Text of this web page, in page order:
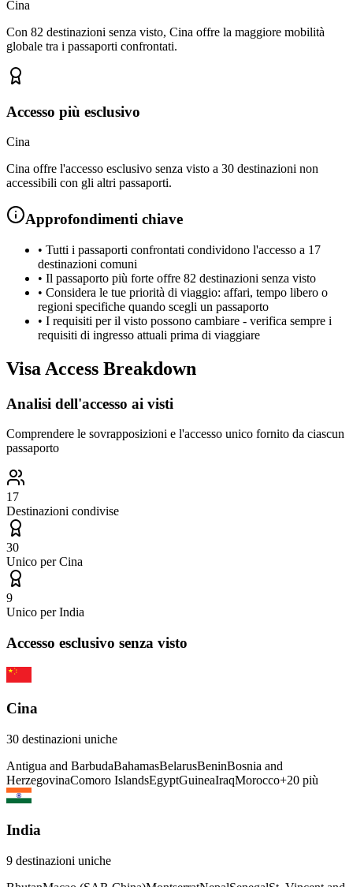
Cina
Con 82 destinazioni senza visto, Cina offre la maggiore mobilità
globale tra i passaporti confrontati.
Accesso più esclusivo
Cina
Cina offre l'accesso esclusivo senza visto a 30 destinazioni non
accessibili con gli altri passaporti.
Approfondimenti chiave
• Tutti i passaporti confrontati condividono l'accesso a 17
destinazioni comuni
• Il passaporto più forte offre 82 destinazioni senza visto
• Considera le tue priorità di viaggio: affari, tempo libero o
regioni specifiche quando scegli un passaporto
• I requisiti per il visto possono cambiare - verifica sempre i
requisiti di ingresso attuali prima di viaggiare
Visa Access Breakdown
Analisi dell'accesso ai visti
Comprendere le sovrapposizioni e l'accesso unico fornito da ciascun
passaporto
17
Destinazioni condivise
30
Unico per Cina
9
Unico per India
Accesso esclusivo senza visto
Cina
30 destinazioni uniche
Antigua and BarbudaBahamasBelarusBeninBosnia and
HerzegovinaComoro IslandsEgyptGuineaIraqMorocco+20 più
India
9 destinazioni uniche